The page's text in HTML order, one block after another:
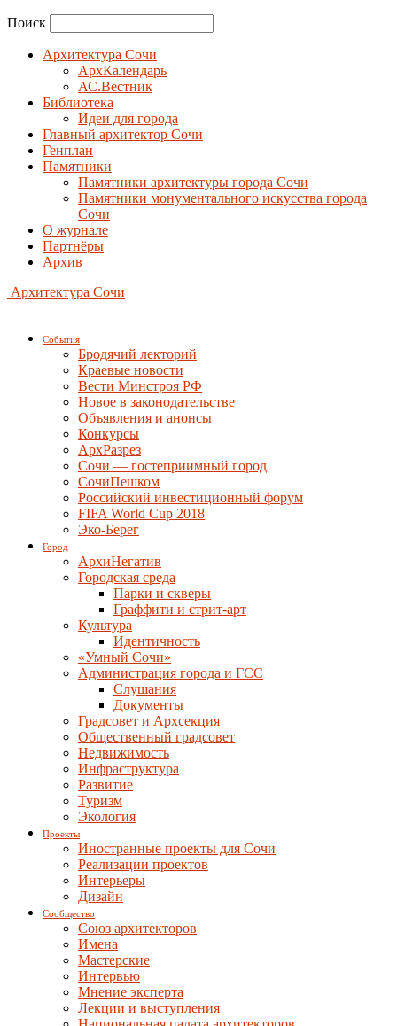
Поиск
Архитектура Сочи
АрхКалендарь
АС.Вестник
Библиотека
Идеи для города
Главный архитектор Сочи
Генплан
Памятники
Памятники архитектуры города Сочи
Памятники монументального искусства города
Сочи
О журнале
Партнёры
Архив
Архитектура Сочи
События
Бродячий лекторий
Краевые новости
Вести Минстроя РФ
Новое в законодательстве
Объявления и анонсы
Конкурсы
АрхРазрез
Сочи — гостеприимный город
СочиПешком
Российский инвестиционный форум
FIFA World Cup 2018
Эко-Берег
Город
АрхиНегатив
Городская среда
Парки и скверы
Граффити и стрит-арт
Культура
Идентичность
«Умный Сочи»
Администрация города и ГСС
Слушания
Документы
Градсовет и Архсекция
Общественный градсовет
Недвижимость
Инфраструктура
Развитие
Туризм
Экология
Проекты
Иностранные проекты для Сочи
Реализации проектов
Интерьеры
Дизайн
Сообщество
Союз архитекторов
Имена
Мастерские
Интервью
Мнение эксперта
Лекции и выступления